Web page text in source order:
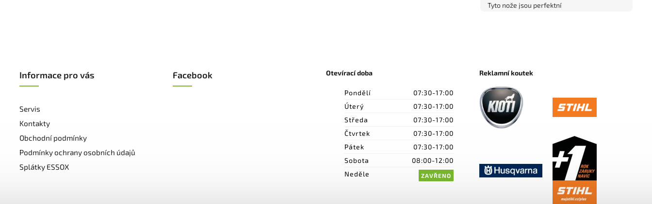
Tyto nože jsou perfektní
Informace pro vás
Servis
Kontakty
Obchodní podmínky
Podmínky ochrany osobních údajů
Splátky ESSOX
Facebook Otevírací doba
Pondělí
07:30-17:00
Úterý
07:30-17:00
Středa
07:30-17:00
Čtvrtek
07:30-17:00
Pátek
07:30-17:00
Sobota
08:00-12:00
Neděle
ZAVŘENO
Reklamní koutek